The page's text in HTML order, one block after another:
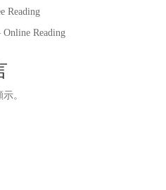
Reading
Online Reading
。